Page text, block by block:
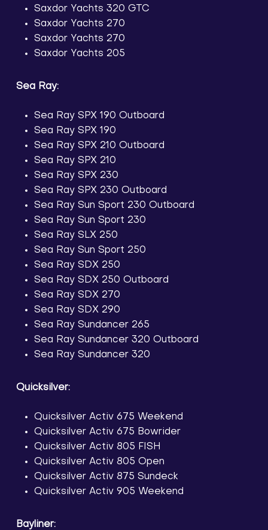
Saxdor Yachts 320 GTC
Saxdor Yachts 270
Saxdor Yachts 270
Saxdor Yachts 205
Sea Ray:
Sea Ray SPX 190 Outboard
Sea Ray SPX 190
Sea Ray SPX 210 Outboard
Sea Ray SPX 210
Sea Ray SPX 230
Sea Ray SPX 230 Outboard
Sea Ray Sun Sport 230 Outboard
Sea Ray Sun Sport 230
Sea Ray SLX 250
Sea Ray Sun Sport 250
Sea Ray SDX 250
Sea Ray SDX 250 Outboard
Sea Ray SDX 270
Sea Ray SDX 290
Sea Ray Sundancer 265
Sea Ray Sundancer 320 Outboard
Sea Ray Sundancer 320
Quicksilver:
Quicksilver Activ 675 Weekend
Quicksilver Activ 675 Bowrider
Quicksilver Activ 805 FISH
Quicksilver Activ 805 Open
Quicksilver Activ 875 Sundeck
Quicksilver Activ 905 Weekend
Bayliner: